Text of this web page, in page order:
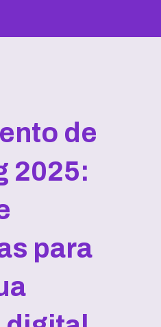
de
2025:
para